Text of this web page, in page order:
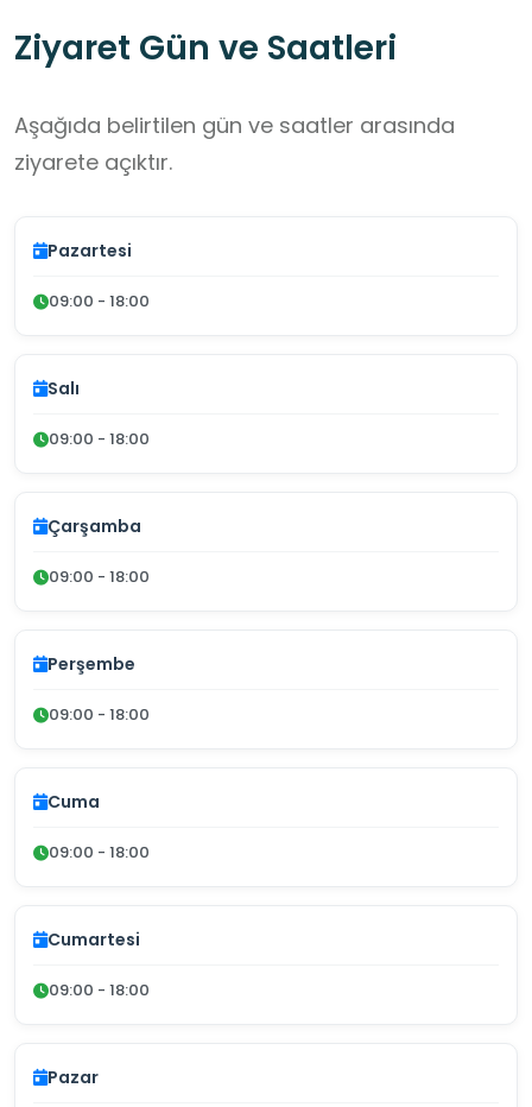
Ziyaret Gün ve Saatleri
Aşağıda belirtilen gün ve saatler arasında
ziyarete açıktır.
Pazartesi
09:00 - 18:00
Salı
09:00 - 18:00
Çarşamba
09:00 - 18:00
Perşembe
09:00 - 18:00
Cuma
09:00 - 18:00
Cumartesi
09:00 - 18:00
Pazar